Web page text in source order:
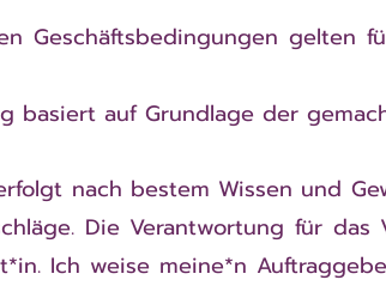
Geschäftsbedingungen gelten
basiert auf Grundlage der
nach bestem Wissen und
Die Verantwortung für
Ich weise meine*n